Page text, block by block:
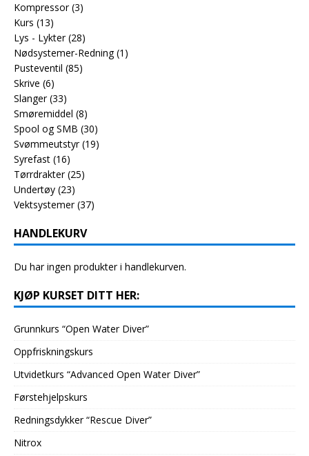
Kompressor (3)
Kurs (13)
Lys - Lykter (28)
Nødsystemer-Redning (1)
Pusteventil (85)
Skrive (6)
Slanger (33)
Smøremiddel (8)
Spool og SMB (30)
Svømmeutstyr (19)
Syrefast (16)
Tørrdrakter (25)
Undertøy (23)
Vektsystemer (37)
HANDLEKURV
Du har ingen produkter i handlekurven.
KJØP KURSET DITT HER:
Grunnkurs “Open Water Diver”
Oppfriskningskurs
Utvidetkurs “Advanced Open Water Diver”
Førstehjelpskurs
Redningsdykker “Rescue Diver”
Nitrox